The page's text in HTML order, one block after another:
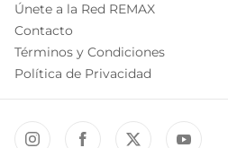
Únete a la Red REMAX
Contacto
Términos y Condiciones
Política de Privacidad